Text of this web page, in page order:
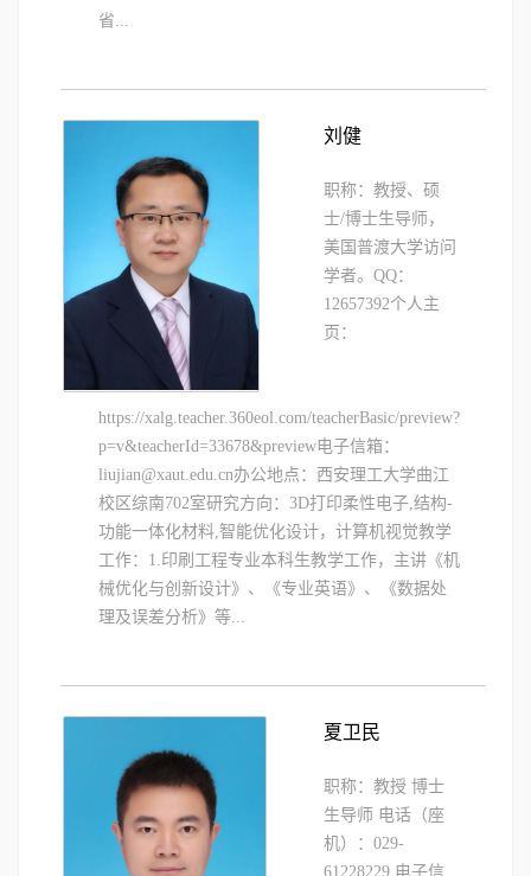
省...
刘健
职称：教授、硕
士/博士生导师，
美国普渡大学访问
学者。QQ：
12657392个人主
页：
https://xalg.teacher.360eol.com/teacherBasic/preview?
p=v&teacherId=33678&preview电子信箱：
liujian@xaut.edu.cn办公地点：西安理工大学曲江
校区综南702室研究方向：3D打印柔性电子,结构-
功能一体化材料,智能优化设计，计算机视觉教学
工作：1.印刷工程专业本科生教学工作，主讲《机
械优化与创新设计》、《专业英语》、《数据处
理及误差分析》等...
夏卫民
职称：教授 博士
生导师 电话（座
机）：029-
61228229 电子信